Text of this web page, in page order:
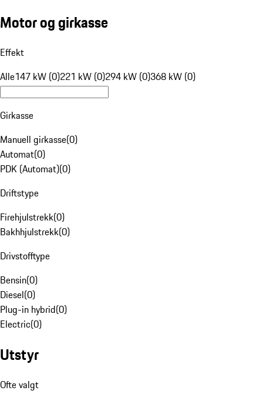
Motor og girkasse
Effekt
Alle147 kW (0)221 kW (0)294 kW (0)368 kW (0)
Girkasse
Manuell girkasse(0)
Automat(0)
PDK (Automat)(0)
Driftstype
Firehjulstrekk(0)
Bakhhjulstrekk(0)
Drivstofftype
Bensin(0)
Diesel(0)
Plug-in hybrid(0)
Electric(0)
Utstyr
Ofte valgt